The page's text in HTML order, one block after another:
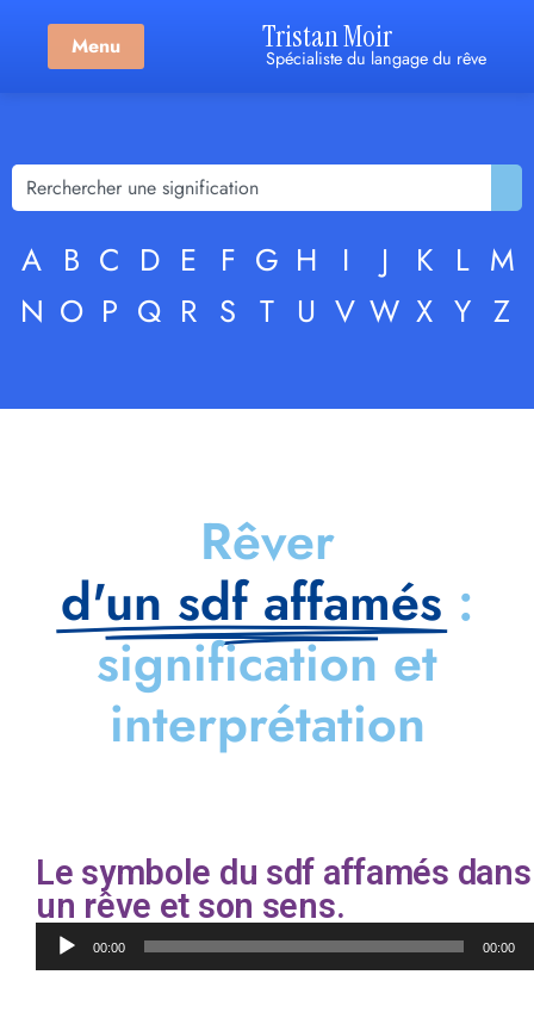
Menu Tristan Moir
Spécialiste du langage du rêve
A B C D E F G H I J K L M
N O P Q R S T U V W X Y Z
Rêver
d'un sdf affamés :
signification et
interprétation
Le symbole du sdf affamés dans
un rêve et son sens.
Lecteur
audio00:00 00:00